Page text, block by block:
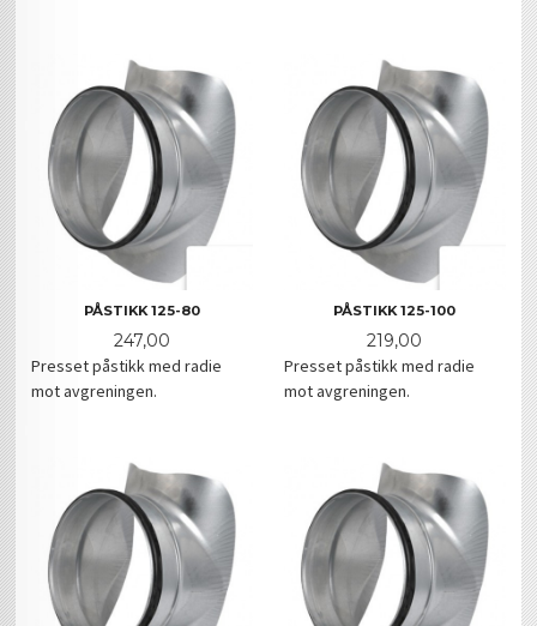
PÅSTIKK 125-80
Pris
247,00
Presset påstikk med radie
mot avgreningen.
PÅSTIKK 125-100
Pris
219,00
Presset påstikk med radie
mot avgreningen.